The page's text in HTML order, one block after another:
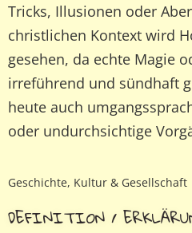
Tricks, Illusionen oder
christlichen Kontext wird
gesehen, da echte Magie
irreführend und sündhaft
heute auch
oder undurchsichtige
Geschichte, Kultur & Gesellschaft
DEFINITION /